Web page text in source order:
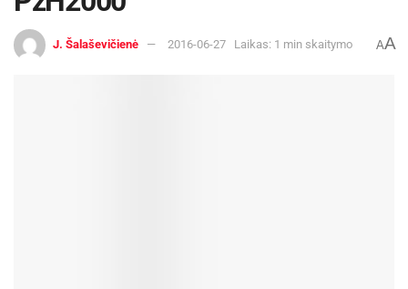
J. Šalaševičienė 2016-06-27 Laikas: 1 min skaitymo AA